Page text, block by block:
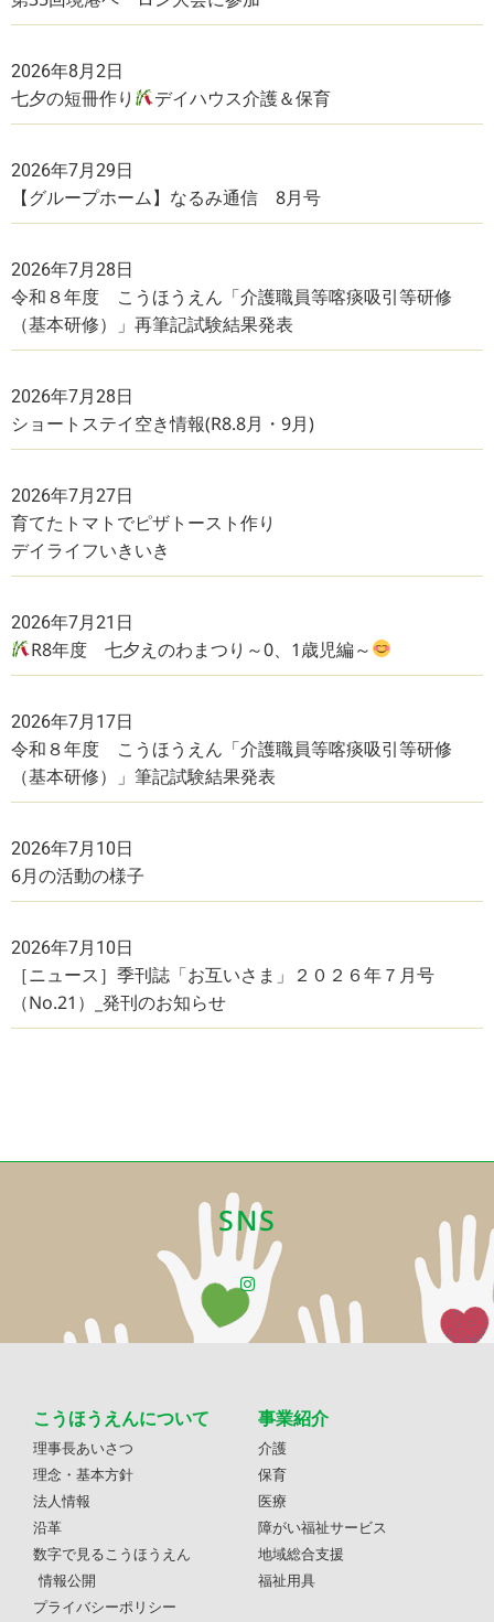
2026年8月2日
七夕の短冊作り デイハウス介護＆保育
2026年7月29日
【グループホーム】なるみ通信 8月号
2026年7月28日
令和８年度 こうほうえん「介護職員等喀痰吸引等研修
（基本研修）」再筆記試験結果発表
2026年7月28日
ショートステイ空き情報(R8.8月・9月)
2026年7月27日
育てたトマトでピザトースト作り
デイライフいきいき
2026年7月21日
R8年度 七夕えのわまつり～0、1歳児編～
2026年7月17日
令和８年度 こうほうえん「介護職員等喀痰吸引等研修
（基本研修）」筆記試験結果発表
2026年7月10日
6月の活動の様子
2026年7月10日
［ニュース］季刊誌「お互いさま」２０２６年７月号
（No.21）_発刊のお知らせ
SNS
こうほうえんについて
理事長あいさつ
理念・基本方針
法人情報
沿革
数字で見るこうほうえん
情報公開
プライバシーポリシー
事業紹介
介護
保育
医療
障がい福祉サービス
地域総合支援
福祉用具